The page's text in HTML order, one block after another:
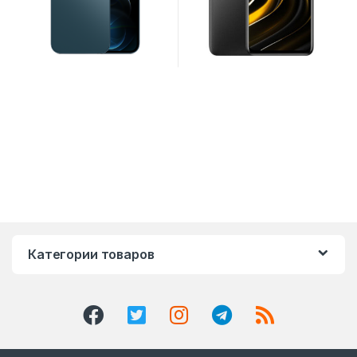
Категории товаров